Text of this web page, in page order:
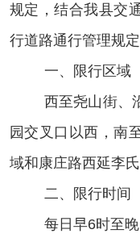
规定，结合我县交
行道路通行管理规定
一、限行区域
西至尧山街、
园交叉口以西，南
域和康庄路西延李
二、限行时间
每日早6时至